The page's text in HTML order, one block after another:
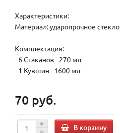
Характеристики:
Материал: ударопрочное стекло
Комплектация:
- 6 Стаканов - 270 мл
- 1 Кувшин - 1600 мл
70 руб.
В корзину